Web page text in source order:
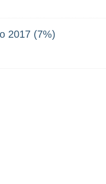
2017 (7%)